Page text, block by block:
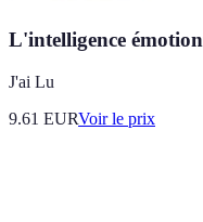
L'intelligence
J'ai Lu
9.61 EURVoir le prix